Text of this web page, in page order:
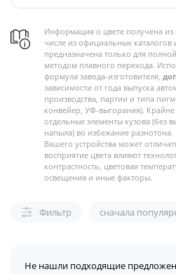
Информация о цвете получена из
числе из официальных каталогов
предназначена только для
методом плавного перехода.
формула завода-изготовителя,
зависимости от года выпуска
производства, партии и типа
конвейер, УФ-выгорания). Крайне
отдельные элементы кузова (без
напыла) во избежание разнотона.
Вашего устройства может
восприятие цвета влияют
контрастность, цветовая
освещения и иные факторы.
Фильтр сначала
Не нашли подходящие